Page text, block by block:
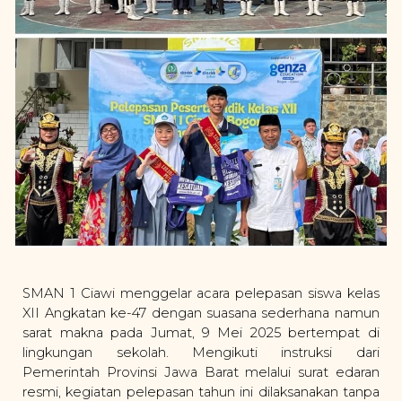
SMAN 1 Ciawi menggelar acara pelepasan siswa kelas
XII Angkatan ke-47 dengan suasana sederhana namun
sarat makna pada Jumat, 9 Mei 2025 bertempat di
lingkungan sekolah. Mengikuti instruksi dari
Pemerintah Provinsi Jawa Barat melalui surat edaran
resmi, kegiatan pelepasan tahun ini dilaksanakan tanpa